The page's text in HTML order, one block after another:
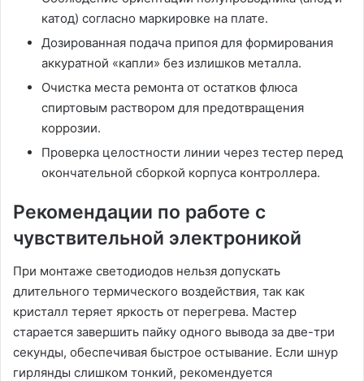
катод) согласно маркировке на плате.
Дозированная подача припоя для формирования
аккуратной «капли» без излишков металла.
Очистка места ремонта от остатков флюса
спиртовым раствором для предотвращения
коррозии.
Проверка целостности линии через тестер перед
окончательной сборкой корпуса контроллера.
Рекомендации по работе с
чувствительной электроникой
При монтаже светодиодов нельзя допускать
длительного термического воздействия, так как
кристалл теряет яркость от перегрева. Мастер
старается завершить пайку одного вывода за две-три
секунды, обеспечивая быстрое остывание. Если шнур
гирлянды слишком тонкий, рекомендуется